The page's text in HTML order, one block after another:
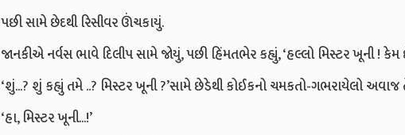
પછી સામે છેદથી રિસીવર ઊંચકાયું.
જાનકીએ નર્વસ ભાવે દિલીપ સામે જોયું, પછી હિંમતભેર કહ્યું, ‘હલ્લો મિસ્ટર ખૂની ! કેમ
‘શું...? શું કહ્યું તમે ..? મિસ્ટર ખૂની ?’સામે છેડેથી કોઈકનો ચમકતો-ગભરાયેલો
‘હા, મિસ્ટર ખૂની...!’